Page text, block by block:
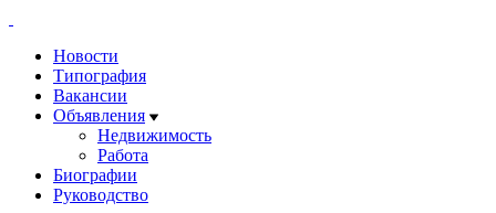
Новости
Типография
Вакансии
Объявления
Недвижимость
Работа
Биографии
Руководство